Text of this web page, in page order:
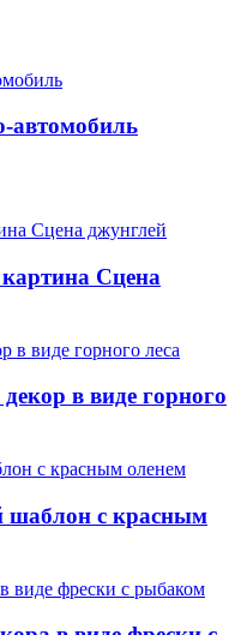
автомобиль
Сцена
в виде горного
шаблон с красным